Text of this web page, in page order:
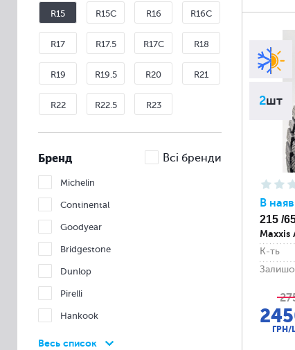
R15 R15C R16 R16C
R17 R17.5 R17C R18
R19 R19.5 R20 R21
R22 R22.5 R23
Бренд Всі бренди
Michelin
Continental
Goodyear
Bridgestone
Dunlop
Pirelli
Hankook
Весь список
2шт
В
215 /
Maxxis
К-ть